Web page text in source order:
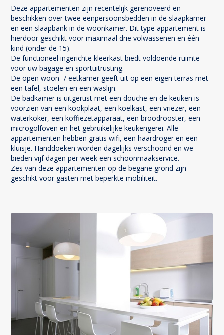
Deze appartementen zijn recentelijk gerenoveerd en
beschikken over twee eenpersoonsbedden in de slaapkamer
en een slaapbank in de woonkamer. Dit type appartement is
hierdoor geschikt voor maximaal drie volwassenen en één
kind (onder de 15).
De functioneel ingerichte kleerkast biedt voldoende ruimte
voor uw bagage en sportuitrusting.
De open woon- / eetkamer geeft uit op een eigen terras met
een tafel, stoelen en een waslijn.
De badkamer is uitgerust met een douche en de keuken is
voorzien van een kookplaat, een koelkast, een vriezer, een
waterkoker, een koffiezetapparaat, een broodrooster, een
microgolfoven en het gebruikelijke keukengerei. Alle
appartementen hebben gratis wifi, een haardroger en een
kluisje. Handdoeken worden dagelijks verschoond en we
bieden vijf dagen per week een schoonmaakservice.
Zes van deze appartementen op de begane grond zijn
geschikt voor gasten met beperkte mobiliteit.